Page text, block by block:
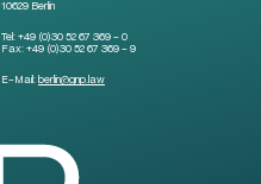
10629 Berlin
Tel: +49 (0)30 52 67 369 – 0
Fax: +49 (0)30 52 67 369 – 9
E-Mail: berlin@gnp.law